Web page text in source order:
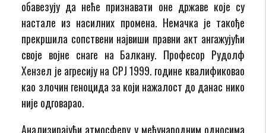
обавезују да неће признавати оне државе које су
настале из насилних промена. Немачка је такође
прекршила сопствени највиши правни акт ангажујући
своје војне снаге на Балкану. Професор Рудолф
Хензел је агресију на СРЈ 1999. године квалификовао
као злочин геноцида за који нажалост до данас нико
није одговарао.
Анализирајући атмосферу у међународним односима